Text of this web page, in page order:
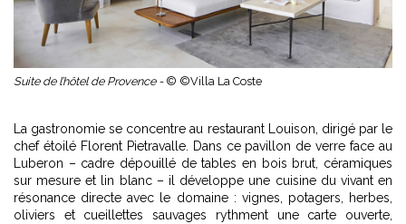
Suite de l’hôtel de Provence - © ©Villa La Coste
La gastronomie se concentre au restaurant Louison, dirigé par le
chef étoilé Florent Pietravalle. Dans ce pavillon de verre face au
Luberon – cadre dépouillé de tables en bois brut, céramiques
sur mesure et lin blanc – il développe une cuisine du vivant en
résonance directe avec le domaine : vignes, potagers, herbes,
oliviers et cueillettes sauvages rythment une carte ouverte,